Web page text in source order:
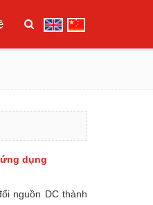
dụng
nguồn DC thành